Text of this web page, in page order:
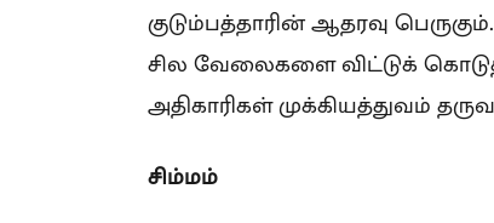
குடும்பத்தாரின் ஆதரவு
சில வேலைகளை விட்டுக்
அதிகாரிகள் முக்கியத்துவம்
சிம்மம்